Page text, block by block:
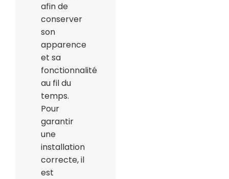
afin de
conserver
son
apparence
et sa
fonctionnalité
au fil du
temps.
Pour
garantir
une
installation
correcte, il
est